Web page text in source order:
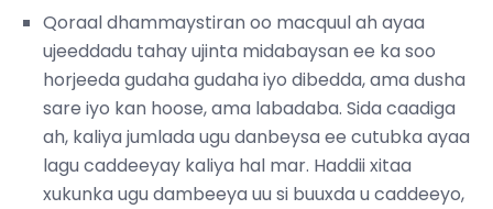
Qoraal dhammaystiran oo macquul ah ayaa
ujeeddadu tahay ujinta midabaysan ee ka soo
horjeeda gudaha gudaha iyo dibedda, ama dusha
sare iyo kan hoose, ama labadaba. Sida caadiga
ah, kaliya jumlada ugu danbeysa ee cutubka ayaa
lagu caddeeyay kaliya hal mar. Haddii xitaa
xukunka ugu dambeeya uu si buuxda u caddeeyo,